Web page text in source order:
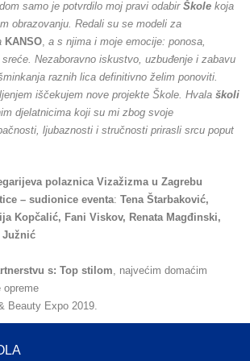
samo je potvrdilo moj pravi odabir Škole koja
obrazovanju. Redali su se modeli za
KANSO, a s njima i moje emocije: ponosa,
Nezaboravno iskustvo, uzbuđenje i zabavu
raznih lica definitivno želim ponoviti.
iščekujem nove projekte Škole. Hvala školi
djelatnicima koji su mi zbog svoje
ljubaznosti i stručnosti prirasli srcu poput
polaznica Vizažizma u Zagrebu
– sudionice eventa: Tena Štarbaković,
Kopčalić, Fani Viskov, Renata Magđinski,
Južnić
s: Top stilom, najvećim domaćim
opreme
Beauty Expo 2019.